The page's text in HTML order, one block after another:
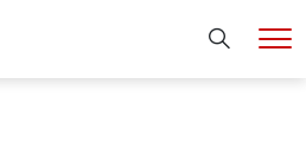
Hledání